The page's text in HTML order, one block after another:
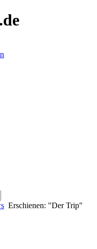
Erschienen: "Der Trip"